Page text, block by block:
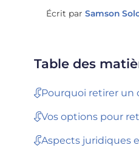
Écrit par Samson
Table des
Pourquoi retirer un
Vos options pour
Aspects juridiques